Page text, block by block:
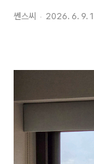
쎈스씨 2026. 6. 9.